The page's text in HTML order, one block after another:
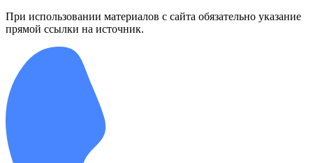
При использовании материалов с сайта обязательно указание
прямой ссылки на источник.